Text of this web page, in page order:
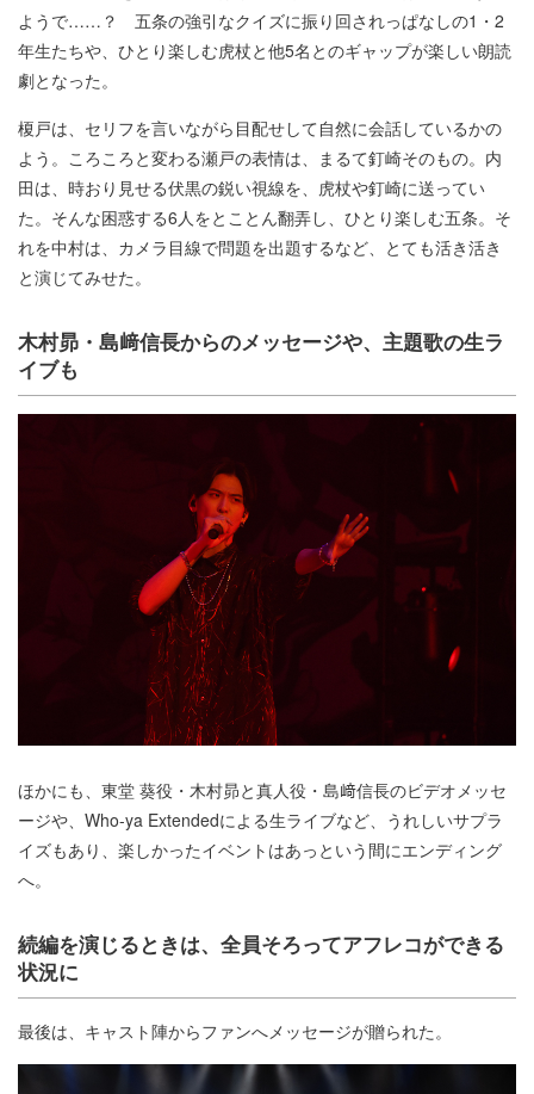
ようで……？ 五条の強引なクイズに振り回されっぱなしの1・2
年生たちや、ひとり楽しむ虎杖と他5名とのギャップが楽しい朗読
劇となった。
榎戸は、セリフを言いながら目配せして自然に会話しているかの
よう。ころころと変わる瀬戸の表情は、まるて釘崎そのもの。内
田は、時おり見せる伏黒の鋭い視線を、虎杖や釘崎に送ってい
た。そんな困惑する6人をとことん翻弄し、ひとり楽しむ五条。そ
れを中村は、カメラ目線で問題を出題するなど、とても活き活き
と演じてみせた。
木村昴・島﨑信長からのメッセージや、主題歌の生ラ
イブも
ほかにも、東堂 葵役・木村昴と真人役・島﨑信長のビデオメッセ
ージや、Who-ya Extendedによる生ライブなど、うれしいサプラ
イズもあり、楽しかったイベントはあっという間にエンディング
へ。
続編を演じるときは、全員そろってアフレコができる
状況に
最後は、キャスト陣からファンへメッセージが贈られた。